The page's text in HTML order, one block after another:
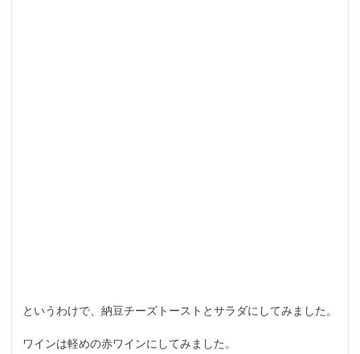
というわけで、納豆チーズトーストとサラダにしてみました。
ワインは軽めの赤ワインにしてみました。